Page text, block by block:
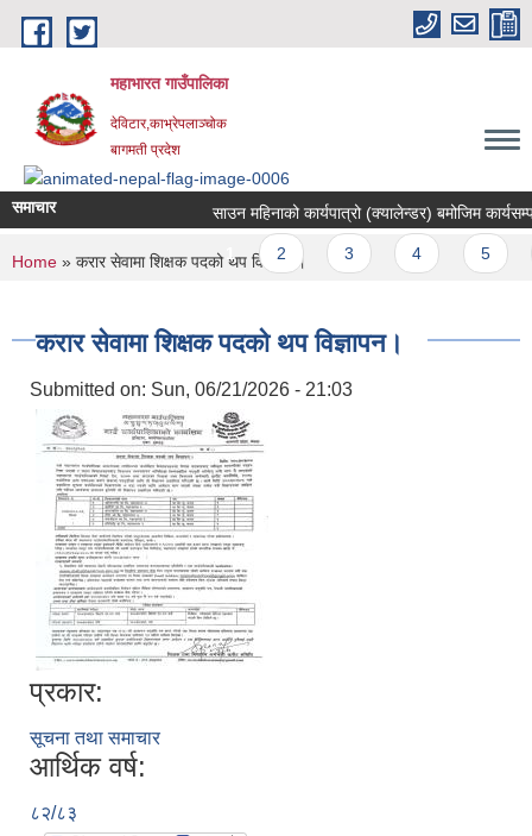
Skip to main content
महाभारत गाउँपालिका
देविटार,काभ्रेपलाञ्चोक
बागमती प्रदेश
समाचार साउन महिनाको कार्यपात्रो (क्यालेन्डर) बमोजिम
Pages
1
You are here
Home » करार सेवामा शिक्षक पदको थप विज्ञापन।
करार सेवामा शिक्षक पदको थप विज्ञापन।
Submitted on: Sun, 06/21/2026 - 21:03
प्रकार:
सूचना तथा समाचार
आर्थिक वर्ष:
८२/८३